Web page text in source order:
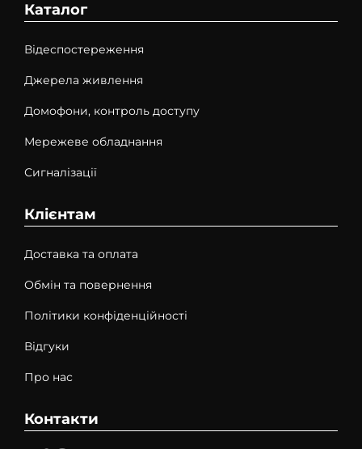
Каталог
Відеспостереження
Джерела живлення
Домофони, контроль доступу
Мережеве обладнання
Сигналізації
Клієнтам
Доставка та оплата
Обмін та повернення
Політики конфіденційності
Відгуки
Про нас
Контакти